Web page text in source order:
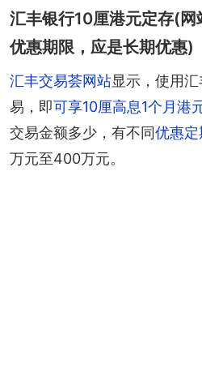
汇丰银行10厘港元定存(网
优惠期限，应是长期优惠)
汇丰交易荟网站显示，使用
易，即可享10厘高息1个月港
交易金额多少，有不同优惠定
万元至400万元。